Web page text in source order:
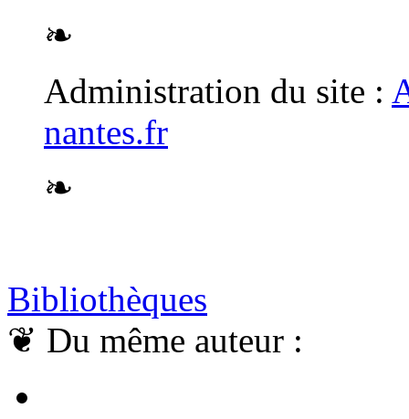
❧
Administration du site :
nantes.fr
❧
Bibliothèques
❦ Du même auteur :